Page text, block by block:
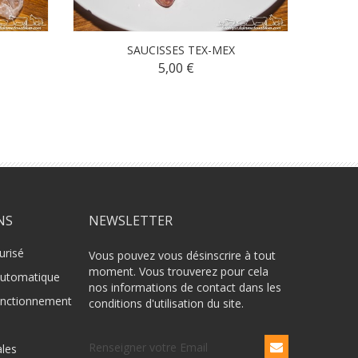
SAUCISSES TEX-MEX
5,00 €
NEWSLETTER
Vous pouvez vous désinscrire à tout
moment. Vous trouverez pour cela
nos informations de contact dans les
conditions d'utilisation du site.